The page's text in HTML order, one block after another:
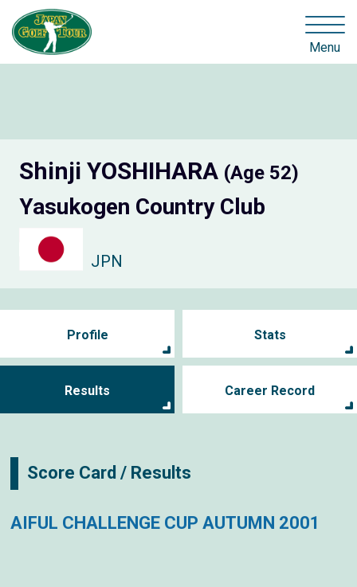
Menu
Shinji YOSHIHARA (Age 52)
Yasukogen Country Club
JPN
Profile Stats
Results Career Record
Score Card / Results
AIFUL CHALLENGE CUP AUTUMN 2001